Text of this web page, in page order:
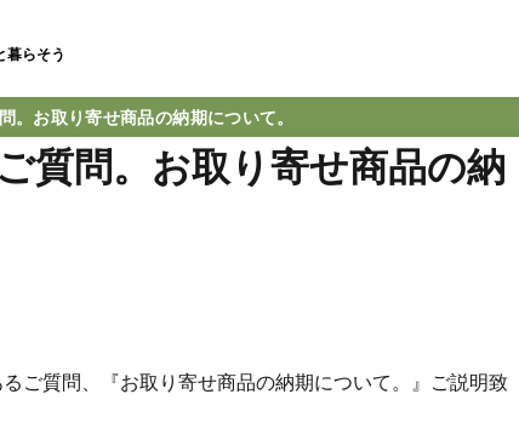
暮らそう
。お取り寄せ商品の納期について。
質問。お取り寄せ商品の納
ご質問、『お取り寄せ商品の納期について。』ご説明致